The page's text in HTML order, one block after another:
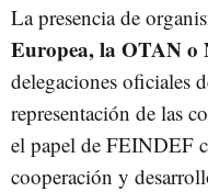
La presencia de
Europea, la OTAN o
delegaciones oficiales
representación de las
el papel de FEINDEF
cooperación y